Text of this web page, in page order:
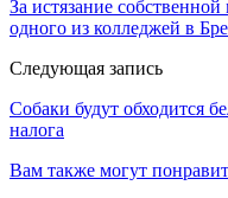
За истязание
одного из колледжей в
Следующая запись
Собаки будут обходится
налога
Вам также могут